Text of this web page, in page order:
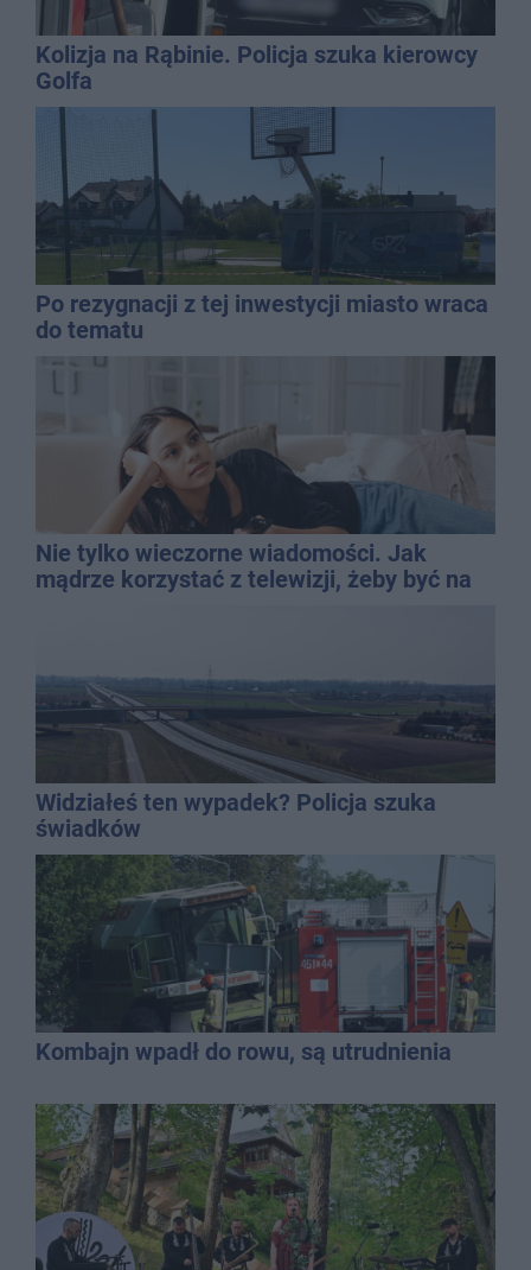
Kolizja na Rąbinie. Policja szuka kierowcy
Golfa
Po rezygnacji z tej inwestycji miasto wraca
do tematu
Nie tylko wieczorne wiadomości. Jak
mądrze korzystać z telewizji, żeby być na
Widziałeś ten wypadek? Policja szuka
świadków
Kombajn wpadł do rowu, są utrudnienia